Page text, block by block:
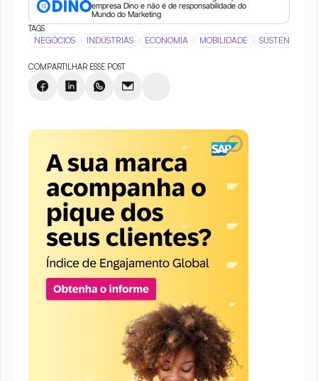
empresa Dino e não é de responsabilidade do
Mundo do Marketing
TAGS
NEGÓCIOS INDÚSTRIAS ECONOMIA MOBILIDADE
COMPARTILHAR ESSE POST